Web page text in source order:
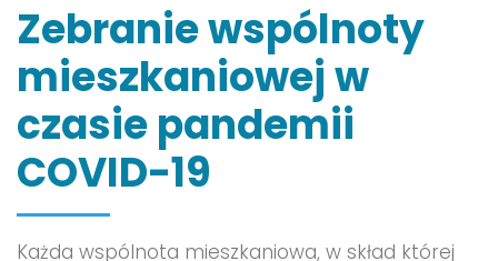
Zebranie wspólnoty
mieszkaniowej w
czasie pandemii
COVID-19
Każda wspólnota mieszkaniowa, w skład której